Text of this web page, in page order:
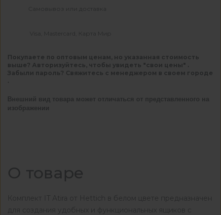
Самовывоз или доставка
Visa, Mastercard, Карта Мир
Покупаете по оптовым ценам, но указанная стоимость
выше? Авторизуйтесь, чтобы увидеть "свои цены" .
Забыли пароль? Свяжитесь с менеджером в своем городе
Внешний вид товара может отличаться от представленного на
изображении
О товаре
Комплект IT Atira от Hettich в белом цвете предназначен
для создания удобных и функциональных ящиков с